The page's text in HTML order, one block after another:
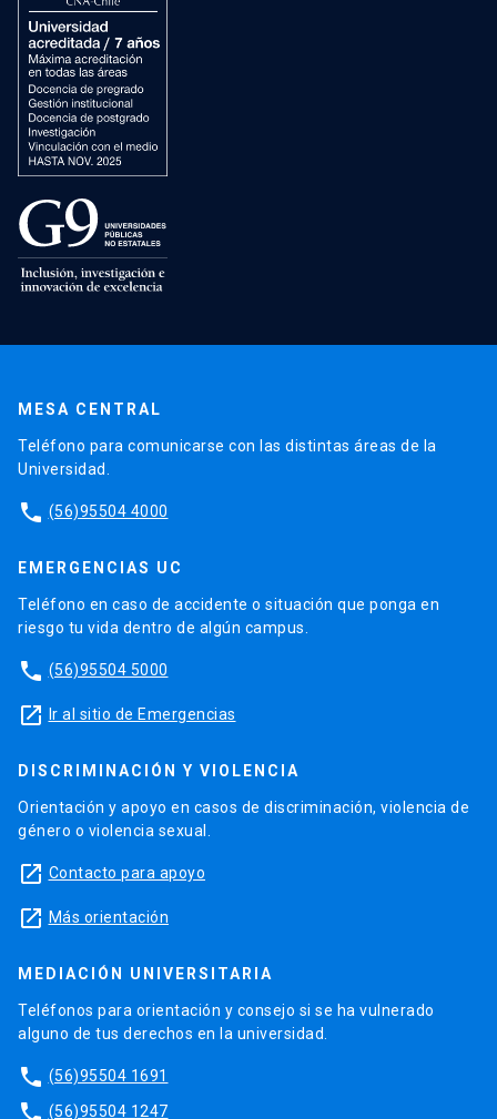
MESA CENTRAL
Teléfono para comunicarse con las distintas áreas de la
Universidad.
phone (56)95504 4000
EMERGENCIAS UC
Teléfono en caso de accidente o situación que ponga en
riesgo tu vida dentro de algún campus.
phone (56)95504 5000
launch Ir al sitio de Emergencias
DISCRIMINACIÓN Y VIOLENCIA
Orientación y apoyo en casos de discriminación, violencia de
género o violencia sexual.
launch Contacto para apoyo
launch Más orientación
MEDIACIÓN UNIVERSITARIA
Teléfonos para orientación y consejo si se ha vulnerado
alguno de tus derechos en la universidad.
phone (56)95504 1691
phone (56)95504 1247